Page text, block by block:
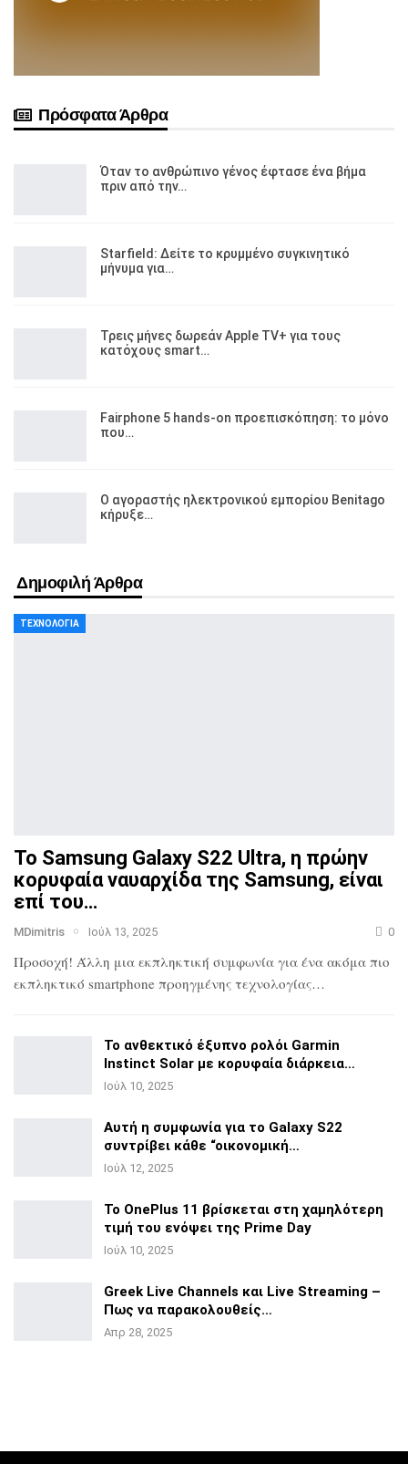
Πρόσφατα Άρθρα
Όταν το ανθρώπινο γένος έφτασε ένα βήμα
πριν από την…
Starfield: Δείτε το κρυμμένο συγκινητικό
μήνυμα για…
Τρεις μήνες δωρεάν Apple TV+ για τους
κατόχους smart…
Fairphone 5 hands-on προεπισκόπηση: το μόνο
που…
Ο αγοραστής ηλεκτρονικού εμπορίου Benitago
κήρυξε…
Δημοφιλή Άρθρα
ΤΕΧΝΟΛΟΓΊΑ
Το Samsung Galaxy S22 Ultra, η πρώην
κορυφαία ναυαρχίδατης Samsung, είναι
επί του…
MDimitris Ιούλ 13, 2025 0
Προσοχή! Άλλη μια εκπληκτική συμφωνία για ένα ακόμα πιο
εκπληκτικό smartphone προηγμένης τεχνολογίας…
Το ανθεκτικό έξυπνο ρολόι Garmin
Instinct Solar με κορυφαία διάρκεια…
Ιούλ 10, 2025
Αυτή η συμφωνία για το Galaxy S22
συντρίβει κάθε “οικονομική…
Ιούλ 12, 2025
Το OnePlus 11 βρίσκεται στη χαμηλότερη
τιμή του ενόψει της Prime Day
Ιούλ 10, 2025
Greek Live Channels και Live Streaming –
Πως να παρακολουθείς…
Απρ 28, 2025